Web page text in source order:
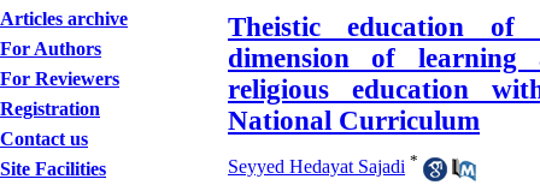
Articles archive
For Authors
For Reviewers
Registration
Contact us
Site Facilities
Theistic education
dimension of
religious education
National Curriculum
Seyyed Hedayat Sajadi *